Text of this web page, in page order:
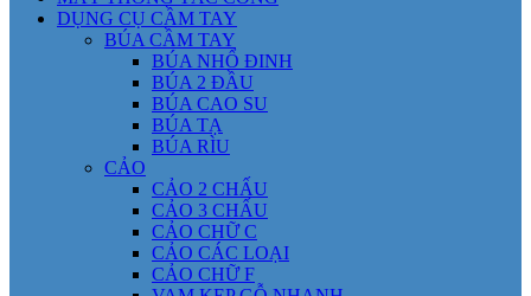
DỤNG CỤ CẦM TAY
BÚA CẦM TAY
BÚA NHỔ ĐINH
BÚA 2 ĐẦU
BÚA CAO SU
BÚA TẠ
BÚA RÌU
CẢO
CẢO 2 CHẤU
CẢO 3 CHẤU
CẢO CHỮ C
CẢO CÁC LOẠI
CẢO CHỮ F